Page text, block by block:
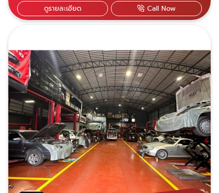
ครับDiamond auto service ศูนย์บริการซ่อม
บำรุง-ซ่อมสีรถยุโรปมาตรฐาน ด้วยประสบการณ์
กว่า 20 ปี มีอุปกรณ์ซ่อมครบวงจร เครื่องมือ
การซ่อม 1ปี ไม่จำกัดระยะทาง
ดูรายละเอียด Call Now